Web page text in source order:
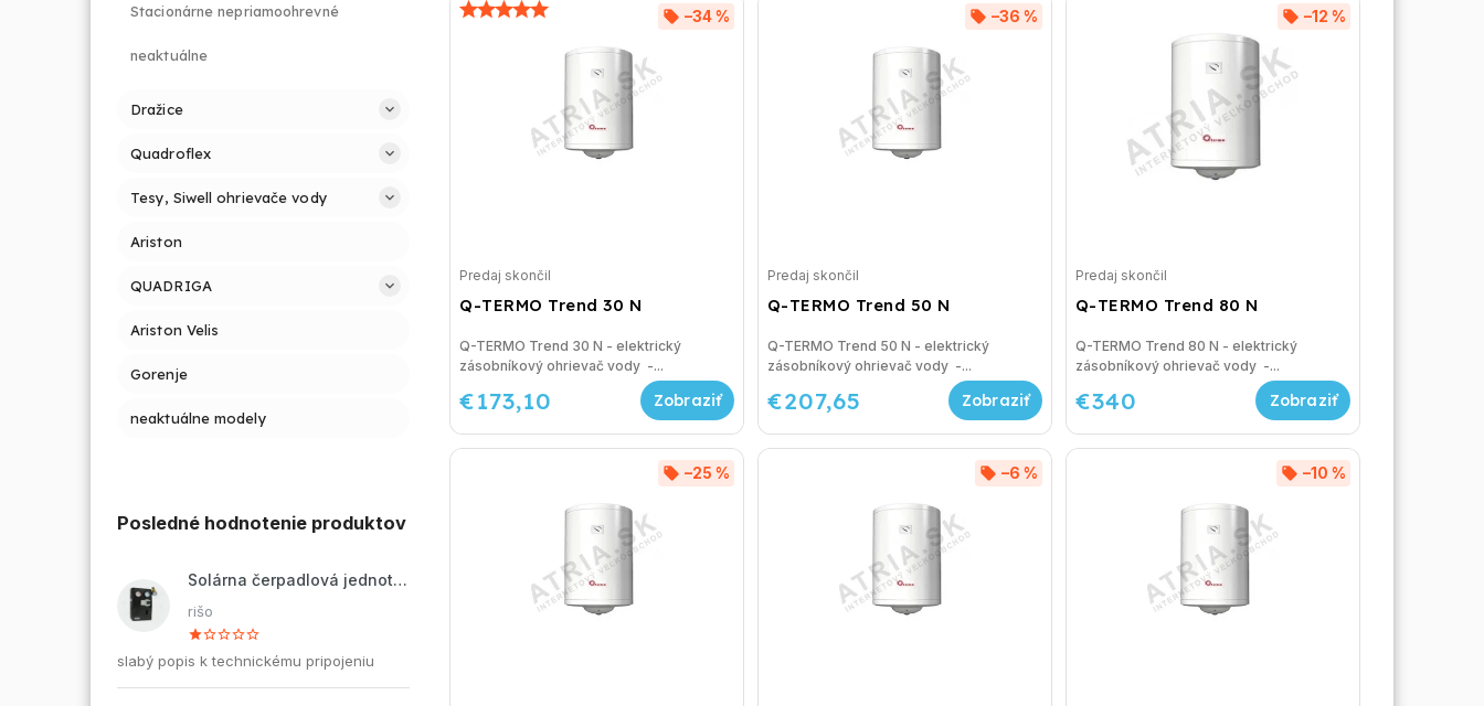
Stacionárne nepriamoohrevné
neaktuálne
Dražice
Quadroflex
Tesy, Siwell ohrievače vody
Ariston
QUADRIGA
Ariston Velis
Gorenje
neaktuálne modely
Posledné hodnotenie produktov
Solárna čerpadlová jednotka ZP2-12 ECO
rišo
slabý popis k technickému pripojeniu
Q-TERMO Trend 30 N
–34 %
Predaj skončil
€173,10
Q-TERMO Trend 30 N - elektrický
zásobníkový ohrievač vody -...
Q-TERMO Trend 50 N
–36 %
Predaj skončil
€207,65
Q-TERMO Trend 50 N - elektrický
zásobníkový ohrievač vody -...
Q-TERMO Trend 80 N
–12 %
Predaj skončil
€340
Q-TERMO Trend 80 N - elektrický
zásobníkový ohrievač vody -...
–25 % –6 % –10 %